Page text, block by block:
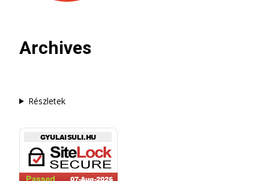
Archives
Részletek